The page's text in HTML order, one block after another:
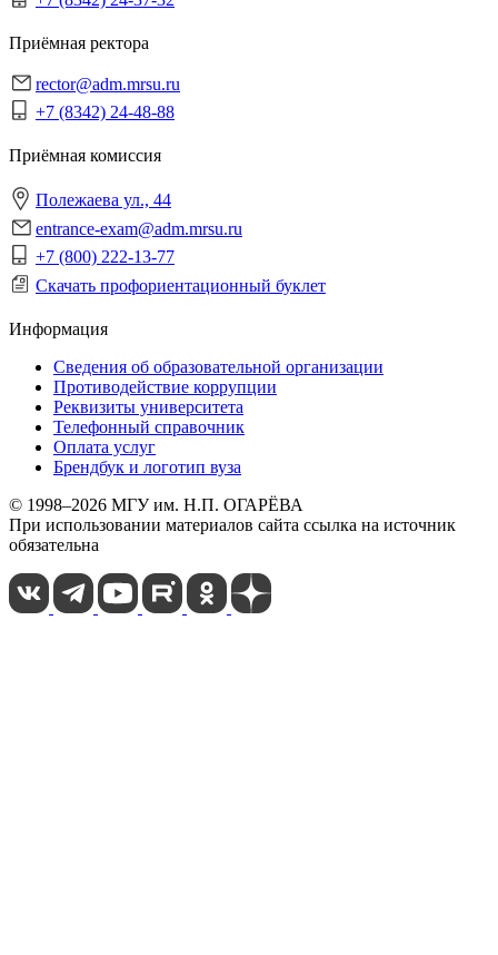
Приёмная ректора
rector@adm.mrsu.ru
+7 (8342) 24-48-88
Приёмная комиссия
Полежаева ул., 44
entrance-exam@adm.mrsu.ru
+7 (800) 222-13-77
Скачать профориентационный буклет
Информация
Сведения об образовательной организации
Противодействие коррупции
Реквизиты университета
Телефонный справочник
Оплата услуг
Брендбук и логотип вуза
© 1998–2026 МГУ им. Н.П. ОГАРЁВА
При использовании материалов сайта ссылка на источник
обязательна